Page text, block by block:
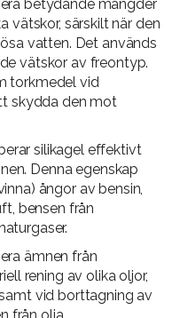
betydande mängder
vätskor, särskilt när den
vatten. Det används
vätskor av freontyp.
torkmedel vid
skydda den mot
silikagel effektivt
Denna egenskap
ångor av bensin,
bensen från
ämnen från
rening av olika oljor,
vid borttagning av